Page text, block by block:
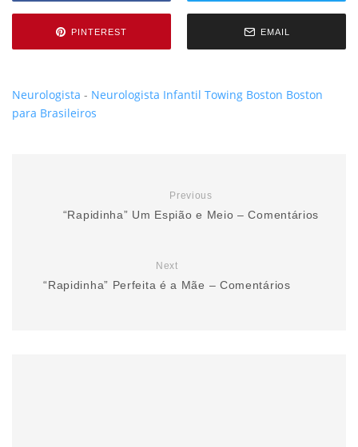
PINTEREST EMAIL
Neurologista - Neurologista Infantil Towing Boston Boston
para Brasileiros
Previous
“Rapidinha” Um Espião e Meio – Comentários
Next
“Rapidinha” Perfeita é a Mãe – Comentários